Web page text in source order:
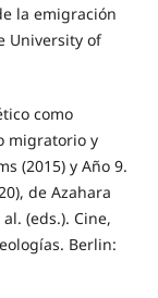
la emigración
University of
como
migratorio y
(2015) y Año 9.
de Azahara
(eds.). Cine,
Berlin: